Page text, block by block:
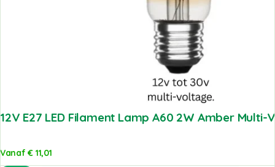
12V E27 LED Filament Lamp A60 2W Amber
Vanaf€ 11,01